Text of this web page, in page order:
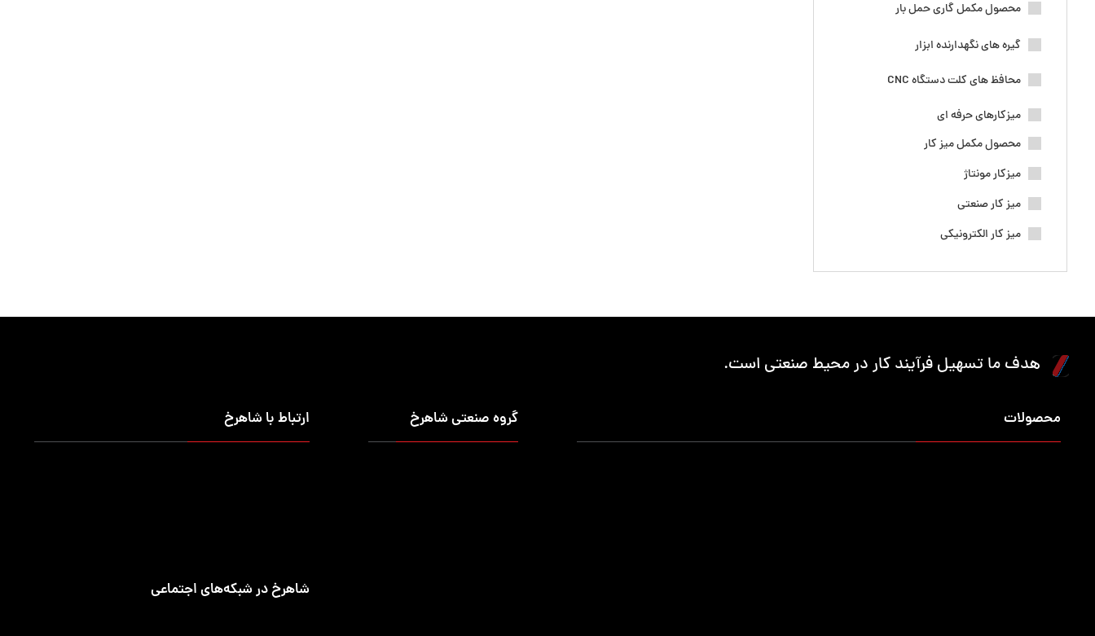
محصول مکمل گاری حمل بار
گیره های نگهدارنده ابزار
محافظ های کلت دستگاه CNC
میزکارهای حرفه ای
محصول مکمل میز کار
میزکار مونتاژ
میز کار صنعتی
میز کار الکترونیکی
هدف ما تسهیل فرآیند کار در محیط صنعتی است.
محصولات گروه صنعتی شاهرخ ارتباط با شاهرخ
شاهرخ در شبکه‌های اجتماعی